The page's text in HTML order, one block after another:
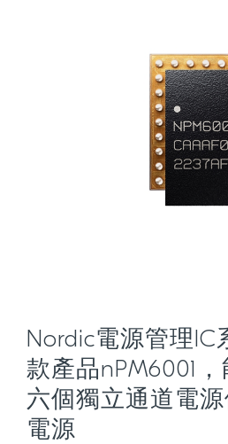
Nordic電源管理IC
款產品nPM6001
六個獨立通道電
電源